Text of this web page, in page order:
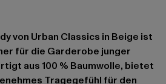
von Urban Classics in Beige ist
für die Garderobe junger
aus 100 % Baumwolle, bietet
Tragegefühl für den